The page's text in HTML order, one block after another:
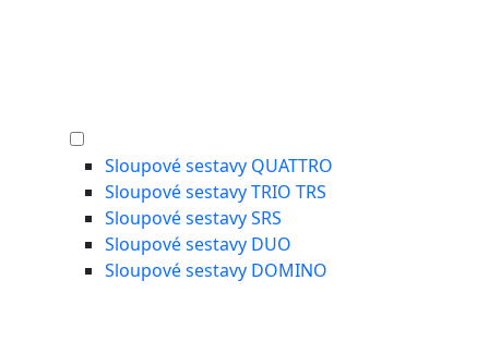
Sloupové sestavy QUATTRO
Sloupové sestavy TRIO TRS
Sloupové sestavy SRS
Sloupové sestavy DUO
Sloupové sestavy DOMINO